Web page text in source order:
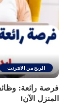
الربح من الانترنت
فرصة رائعة:
المنزل الآن!